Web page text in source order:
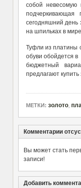
собой невесомую
сегодняшний
на шпильках в мире.
Туфли из платины
обуви обойдется
бюджетный
предлагают
МЕТКИ: золото,
Комментарии
Вы может стать
записи!
Добавить